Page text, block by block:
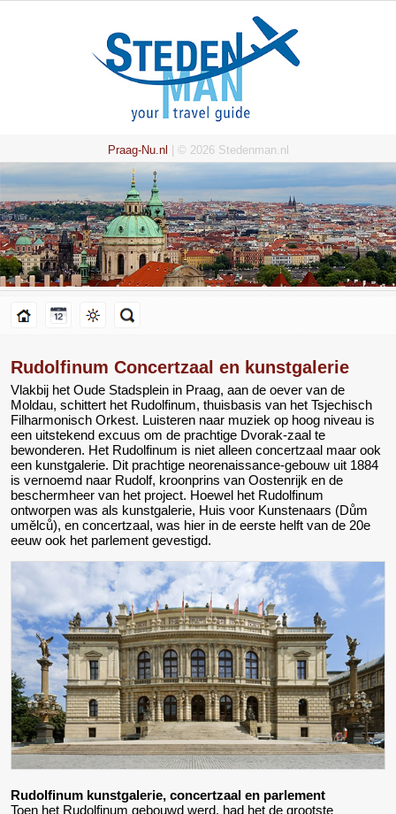
Praag-Nu.nl | © 2026 Stedenman.nl
Rudolfinum Concertzaal en kunstgalerie
Vlakbij het Oude Stadsplein in Praag, aan de oever van de
Moldau, schittert het Rudolfinum, thuisbasis van het Tsjechisch
Filharmonisch Orkest. Luisteren naar muziek op hoog niveau is
een uitstekend excuus om de prachtige Dvorak-zaal te
bewonderen. Het Rudolfinum is niet alleen concertzaal maar ook
een kunstgalerie. Dit prachtige neorenaissance-gebouw uit 1884
is vernoemd naar Rudolf, kroonprins van Oostenrijk en de
beschermheer van het project. Hoewel het Rudolfinum
ontworpen was als kunstgalerie, Huis voor Kunstenaars (Dům
umělců), en concertzaal, was hier in de eerste helft van de 20e
eeuw ook het parlement gevestigd.
Rudolfinum kunstgalerie, concertzaal en parlement
Toen het Rudolfinum gebouwd werd, had het de grootste